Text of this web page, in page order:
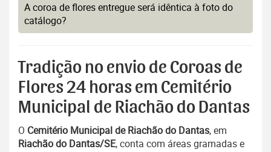
A coroa de flores entregue será idêntica à foto do
catálogo?
Tradição no envio de Coroas de
Flores 24 horas em Cemitério
Municipal de Riachão do Dantas
O Cemitério Municipal de Riachão do Dantas, em
Riachão do Dantas/SE, conta com áreas gramadas e